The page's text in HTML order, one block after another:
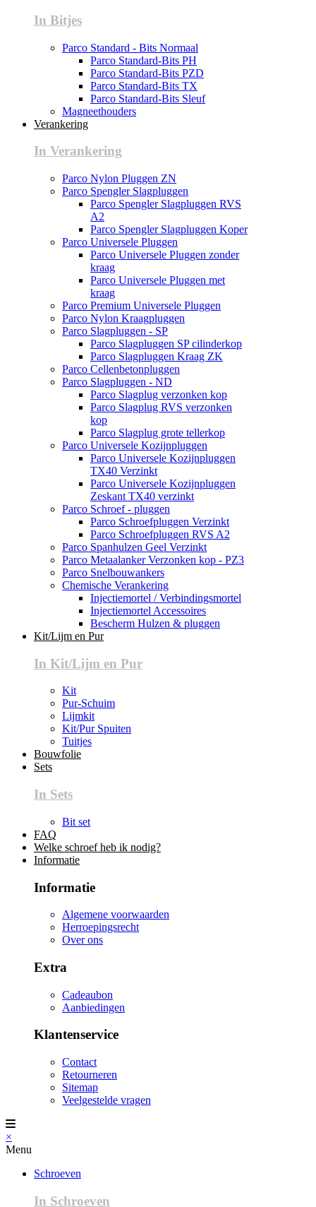
In Bitjes
Parco Standard - Bits Normaal
Parco Standard-Bits PH
Parco Standard-Bits PZD
Parco Standard-Bits TX
Parco Standard-Bits Sleuf
Magneethouders
Verankering
In Verankering
Parco Nylon Pluggen ZN
Parco Spengler Slagpluggen
Parco Spengler Slagpluggen RVS
A2
Parco Spengler Slagpluggen Koper
Parco Universele Pluggen
Parco Universele Pluggen zonder
kraag
Parco Universele Pluggen met
kraag
Parco Premium Universele Pluggen
Parco Nylon Kraagpluggen
Parco Slagpluggen - SP
Parco Slagpluggen SP cilinderkop
Parco Slagpluggen Kraag ZK
Parco Cellenbetonpluggen
Parco Slagpluggen - ND
Parco Slagplug verzonken kop
Parco Slagplug RVS verzonken
kop
Parco Slagplug grote tellerkop
Parco Universele Kozijnpluggen
Parco Universele Kozijnpluggen
TX40 Verzinkt
Parco Universele Kozijnpluggen
Zeskant TX40 verzinkt
Parco Schroef - pluggen
Parco Schroefpluggen Verzinkt
Parco Schroefpluggen RVS A2
Parco Spanhulzen Geel Verzinkt
Parco Metaalanker Verzonken kop - PZ3
Parco Snelbouwankers
Chemische Verankering
Injectiemortel / Verbindingsmortel
Injectiemortel Accessoires
Bescherm Hulzen & pluggen
Kit/Lijm en Pur
In Kit/Lijm en Pur
Kit
Pur-Schuim
Lijmkit
Kit/Pur Spuiten
Tuitjes
Bouwfolie
Sets
In Sets
Bit set
FAQ
Welke schroef heb ik nodig?
Informatie
Informatie
Algemene voorwaarden
Herroepingsrecht
Over ons
Extra
Cadeaubon
Aanbiedingen
Klantenservice
Contact
Retourneren
Sitemap
Veelgestelde vragen
×
Menu
Schroeven
In Schroeven